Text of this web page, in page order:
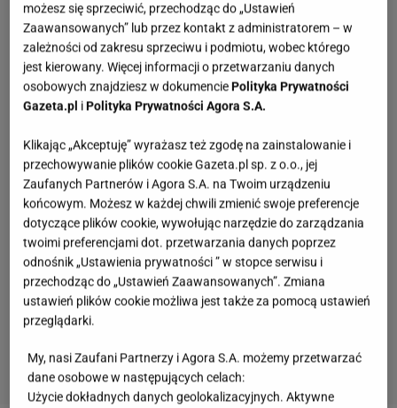
możesz się sprzeciwić, przechodząc do „Ustawień
Zaawansowanych” lub przez kontakt z administratorem – w
zależności od zakresu sprzeciwu i podmiotu, wobec którego
jest kierowany. Więcej informacji o przetwarzaniu danych
osobowych znajdziesz w dokumenciePolityka Prywatności
Gazeta.pl iPolityka Prywatności Agora S.A.
Klikając „Akceptuję” wyrażasz też zgodę na zainstalowanie i
przechowywanie plików cookie Gazeta.pl sp. z o.o., jej
Zaufanych Partnerów i Agora S.A. na Twoim urządzeniu
końcowym. Możesz w każdej chwili zmienić swoje preferencje
dotyczące plików cookie, wywołując narzędzie do zarządzania
twoimi preferencjami dot. przetwarzania danych poprzez
odnośnik „Ustawienia prywatności ” w stopce serwisu i
przechodząc do „Ustawień Zaawansowanych”. Zmiana
ustawień plików cookie możliwa jest także za pomocą ustawień
przeglądarki.
My, nasi Zaufani Partnerzy i Agora S.A. możemy przetwarzać
dane osobowe w następujących celach:
Użycie dokładnych danych geolokalizacyjnych. Aktywne